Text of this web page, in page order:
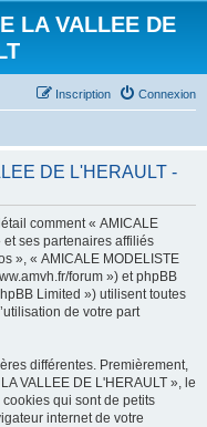
LA VALLEE DE
Connexion
Inscription
DE L'HERAULT -
comment « AMICALE
et ses partenaires affiliés
», « AMICALE MODELISTE
forum ») et phpBB
Limited ») utilisent toutes
de votre part
différentes. Premièrement,
VALLEE DE L'HERAULT », le
qui sont de petits
internet de votre